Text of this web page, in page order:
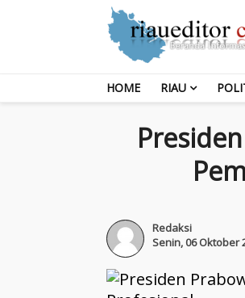
HOME RIAU
Redaksi
Senin, 06 Oktober